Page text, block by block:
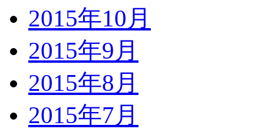
2015年10月
2015年9月
2015年8月
2015年7月